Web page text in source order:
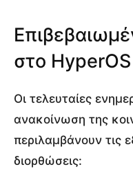
στο
Οι τελευταίες
ανακοίνωση της
περιλαμβάνουν τις
διορθώσεις: